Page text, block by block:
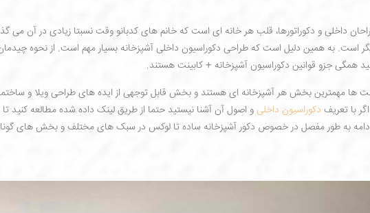
داخلی و دکوراتورها، قلب هر خانه ای است که خانم های کدبانو وقت نسبتا زیادی در آن می
است. به همین دلیل است که طراحی دکوراسیون داخلی آشپزخانه بسیار مهم است. از نحوه
همگی جزو قوانین دکوراسیون آشپزخانه + کابینت هستند.
ها مهمترین بخش هر آشپزخانه ای هستند و بخش قابل توجهی از ایده های طراحی ویلا و
با تعریف دکوراسیون داخلیو اصول آن آشنا نیستید حتما از طریق لینک داده شده مطالعه کنید
ادامه به طور مفصل در خصوص دکور آشپزخانه ساده تا لوکس در سبک های مختلف و بخش های